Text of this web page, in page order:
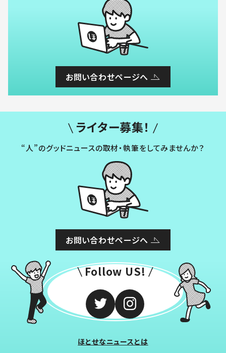
お問い合わせページへ
ライター募集！
“人”のグッドニュースの取材・執筆をしてみませんか？
お問い合わせページへ
Follow US!
ほとせなニュースとは